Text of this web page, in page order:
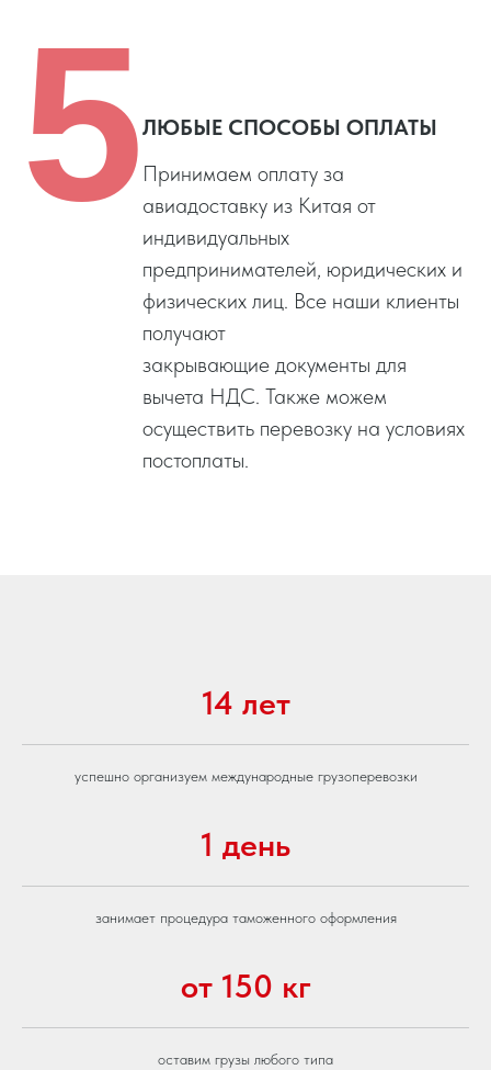
ЛЮБЫЕ СПОСОБЫ ОПЛАТЫ
Принимаем оплату за
авиадоставку из Китая от
индивидуальных
предпринимателей, юридических и
физических лиц. Все наши клиенты
получают
закрывающие документы для
вычета НДС. Также можем
осуществить перевозку на условиях
постоплаты.
5
14 лет
успешно организуем международные грузоперевозки
1 день
занимает процедура таможенного оформления
от 150 кг
оставим грузы любого типа